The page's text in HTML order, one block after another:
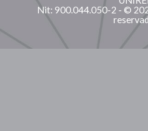
Nit: 900.044.050-2 - ©